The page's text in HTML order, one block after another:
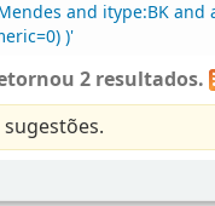
and itype:BK
)'
2 resultados.